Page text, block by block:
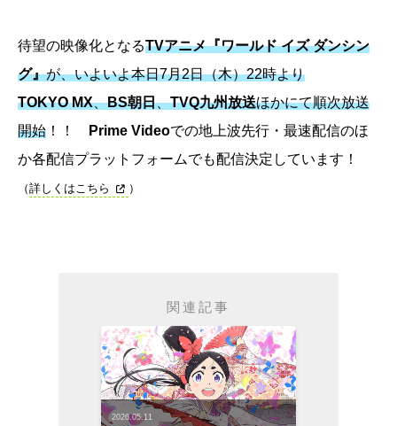
待望の映像化となるTVアニメ『ワールド イズ ダンシン
グ』が、いよいよ本日7月2日（木）22時より
TOKYO MX、BS朝日、TVQ九州放送ほかにて順次放送
開始 ！！ Prime Videoでの地上波先行・最速配信のほ
か各配信プラットフォームでも配信決定しています！
（詳しくはこちら ）
関連記事
2026.05.11